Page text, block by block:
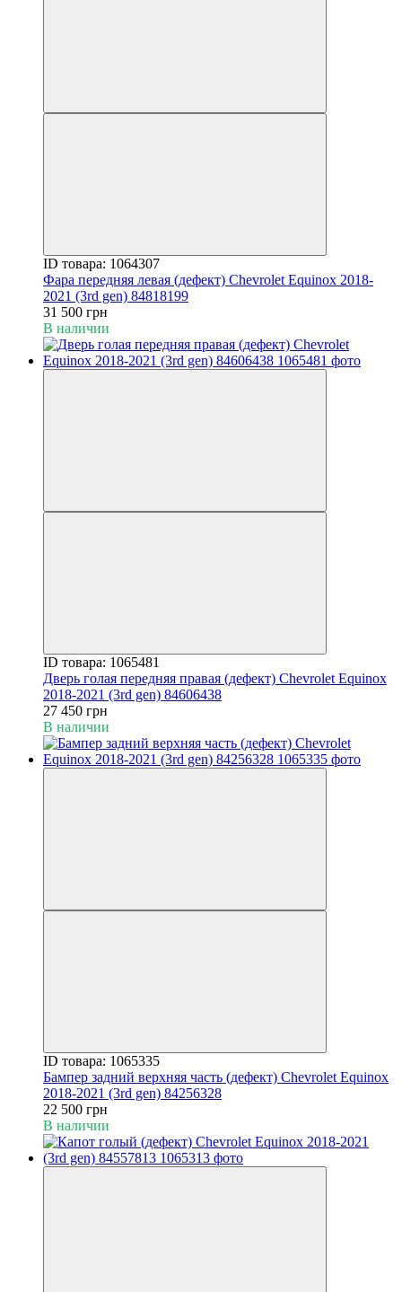
ID товара: 1064307
Фара передняя левая (дефект) Chevrolet Equinox 2018-
2021 (3rd gen) 84818199
31 500 грн
В наличии
ID товара: 1065481
Дверь голая передняя правая (дефект) Chevrolet Equinox
2018-2021 (3rd gen) 84606438
27 450 грн
В наличии
ID товара: 1065335
Бампер задний верхняя часть (дефект) Chevrolet Equinox
2018-2021 (3rd gen) 84256328
22 500 грн
В наличии